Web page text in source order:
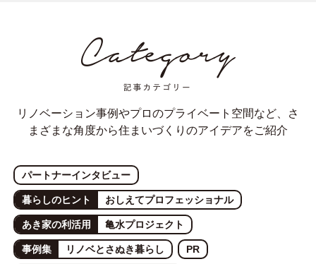
リノベーション事例やプロのプライベート空間など、さ
まざまな角度から住まいづくりのアイデアをご紹介
パートナーインタビュー
暮らしのヒント おしえてプロフェッショナル
あき家の利活用 亀水プロジェクト
事例集 リノベとさぬき暮らし PR